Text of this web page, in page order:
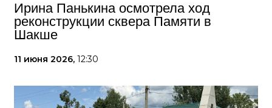
Ирина Панькина осмотрела ход
реконструкции сквера Памяти в
Шакше
11 июня 2026, 12:30